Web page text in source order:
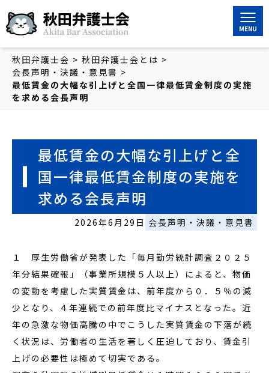
秋田弁護士会
秋田弁護士会 > 秋田弁護士会とは >
会長声明・決議・意見書 >
最低賃金の大幅な引上げと全国一律最低賃金制度の実施
を求める会長声明
最低賃金の大幅な引上げと全
国一律最低賃金制度の実施を
求める会長声明
2026年6月29日 会長声明・決議・意見書
１ 厚生労働省が発表した「毎月勤労統計調査２０２５
年分結果確報」（事業所規模５人以上）によると、物価
の変動を考慮した実質賃金は、前年度から０．５％の減
少となり、４年連続での前年度比マイナスとなった。近
年の急激な物価高騰の中でこうした実質賃金の下落が続
く状況は、労働者の生活を著しく圧迫しており、賃金引
上げの必要性は極めて切実である。